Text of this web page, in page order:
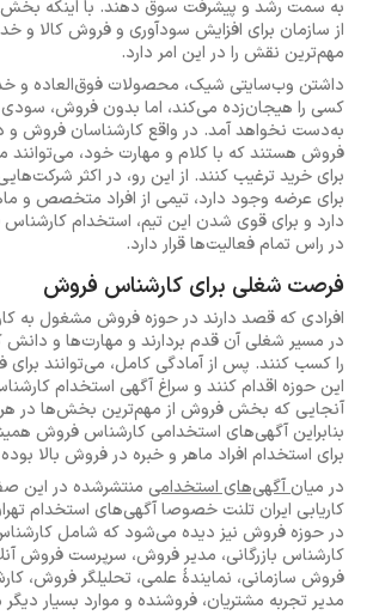
به سمت رشد و پیشرفت سوق دهند. با اینکه
از سازمان برای افزایش سودآوری و فروش کالا و
مهم‌ترین نقش را در این امر دارد.
داشتن وب‌سایتی شیک، محصولات فوق‌العاده و
کسی را هیجان‌زده می‌کند، اما بدون فروش، سودی
به‌دست نخواهد آمد. در واقع کارشناسان فروش و
فروش هستند که با کلام و مهارت خود، می‌توانند
برای خرید ترغیب کنند. از این رو، در اکثر
برای عرضه وجود دارد، تیمی از افراد متخصص و
دارد و برای قوی شدن این تیم، استخدام کارشناس
در راس تمام فعالیت‌ها قرار دارد.
فرصت شغلی برای کارشناس فروش
افرادی که قصد دارند در حوزه فروش مشغول به کار
در مسیر شغلی آن قدم بردارند و مهارت‌ها و دانش
را کسب کنند. پس از آمادگی کامل، می‌توانند
این حوزه اقدام کنند و سراغ آگهی استخدام
آنجایی که بخش فروش از مهم‌ترین بخش‌ها در
بنابراین آگهی‌های استخدامی کارشناس فروش
برای استخدام افراد ماهر و خبره در فروش بالا
در میانآگهی‌های استخدامی منتشرشده در این
کاریابی ایران تلنت خصوصا آگهی‌های استخدام
در حوزه فروش نیز دیده می‌شود که شامل
کارشناس بازرگانی، مدیر فروش، سرپرست فروش
فروش سازمانی، نمایندۀ علمی، تحلیلگر فروش،
مدیر تجربه مشتریان، فروشنده و موارد بسیار